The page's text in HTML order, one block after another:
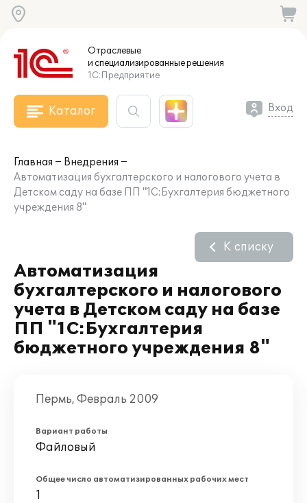
Отраслевые
и специализированныерешения
1С:Предприятие
Каталог Вход
Главная
Внедрения
Автоматизация бухгалтерского и налогового учета в
Детском саду на базе ПП "1С:Бухгалтерия бюджетного
учреждения 8"
Автоматизация
бухгалтерского и налогового
учета в Детском саду на базе
ПП "1С:Бухгалтерия
бюджетного учреждения 8"
К списку
Пермь, Февраль 2009
Вариант работы
Файловый
Общее число автоматизированных рабочих мест
1